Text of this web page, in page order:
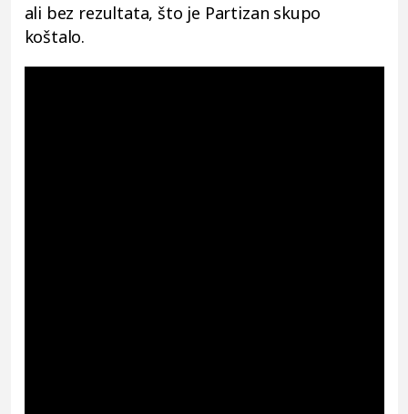
ali bez rezultata, što je Partizan skupo
koštalo.